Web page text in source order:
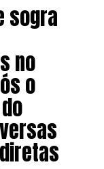
sogra
no
o